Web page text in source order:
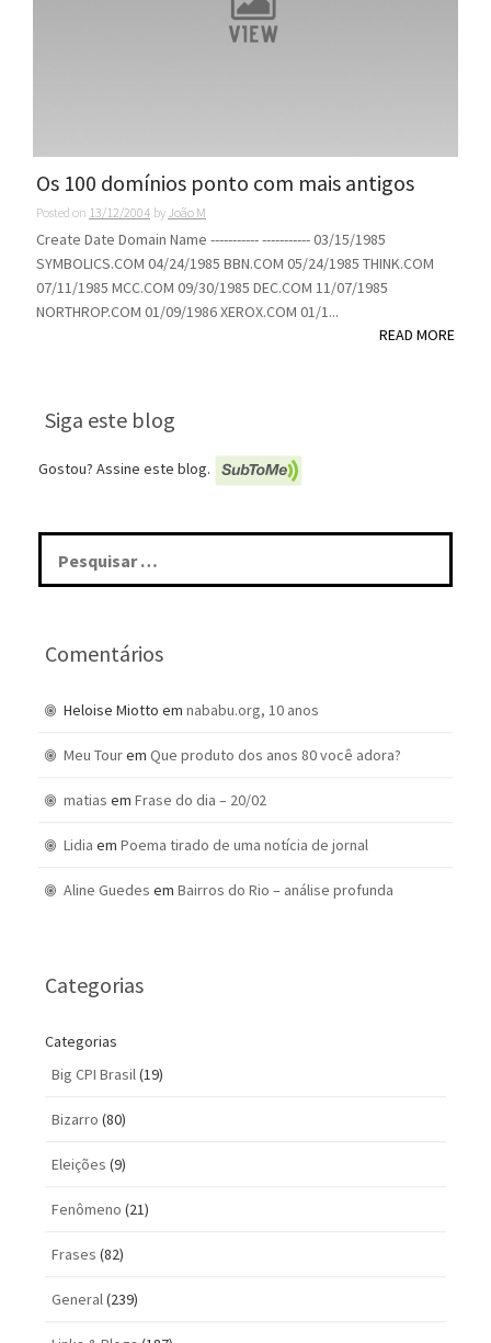
Os 100 domínios ponto com mais antigos
Posted on 13/12/2004 by João M
Create Date Domain Name ----------- ----------- 03/15/1985
SYMBOLICS.COM 04/24/1985 BBN.COM 05/24/1985 THINK.COM
07/11/1985 MCC.COM 09/30/1985 DEC.COM 11/07/1985
NORTHROP.COM 01/09/1986 XEROX.COM 01/1...
READ MORE
Siga este blog
Gostou? Assine este blog.
Pesquisar
por:
Comentários
Heloise Miotto em nababu.org, 10 anos
Meu Tourem Que produto dos anos 80 você adora?
matias em Frase do dia – 20/02
Lidia em Poema tirado de uma notícia de jornal
Aline Guedes em Bairros do Rio – análise profunda
Categorias
Categorias
Big CPI Brasil (19)
Bizarro (80)
Eleições (9)
Fenômeno (21)
Frases (82)
General (239)